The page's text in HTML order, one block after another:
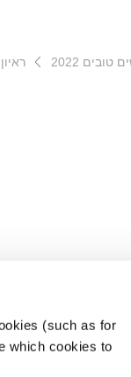
(such as for
which cookies to
2022